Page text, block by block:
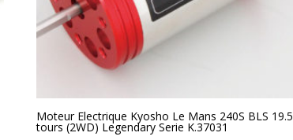
Moteur Electrique Kyosho Le Mans 240S BLS 19.5
tours (2WD) Legendary Serie K.37031